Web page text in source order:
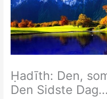
Ḥadīth: Den,
Den Sidste Dag…